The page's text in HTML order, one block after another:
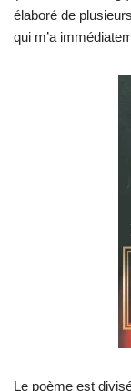
élaboré de
qui m’a
Le poème est